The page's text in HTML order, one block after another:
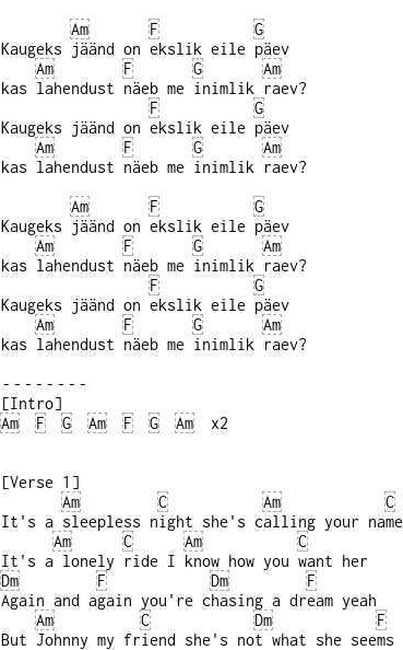
Am F
G
Kaugeks jäänd on ekslik eile päev
Am
F G
Am
kas lahendust näeb me inimlik raev?
F
G
Kaugeks jäänd on ekslik eile päev
Am
F G
Am
kas lahendust näeb me inimlik raev?
Am F
G
Kaugeks jäänd on ekslik eile päev
Am
F G
Am
kas lahendust näeb me inimlik raev?
F
G
Kaugeks jäänd on ekslik eile päev
Am
F G
Am
kas lahendust näeb me inimlik raev?
‑‑‑‑‑‑‑‑
[Intro]
Am
F G Am F G Amx2
[Verse 1]
Am
C Am
C
It's a sleepless night she's calling your name
Am
C Am
C
It's a lonely ride I know how you want her
Dm
F Dm
F
Again and again you're chasing a dream yeah
Am
C Dm
F
But Johnny my friend she's not what she seems